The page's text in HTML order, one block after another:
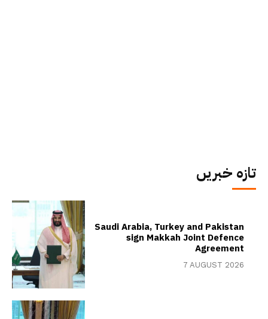
تازہ خبریں
Saudi Arabia, Turkey and Pakistan
sign Makkah Joint Defence
Agreement
7 AUGUST 2026